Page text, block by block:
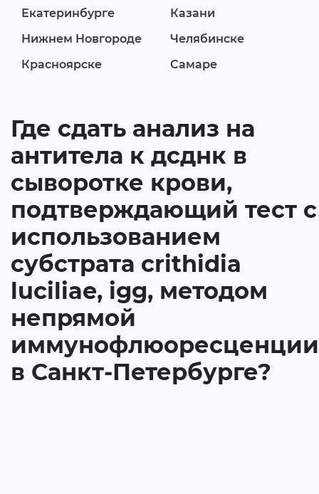
Екатеринбурге
Казани
Нижнем Новгороде
Челябинске
Красноярске
Самаре
Где сдать анализ на
антитела к дсднк в
сыворотке крови,
подтверждающий тест с
использованием
субстрата crithidia
luciliae, igg, методом
непрямой
иммунофлюоресценции
в Санкт-Петербурге?